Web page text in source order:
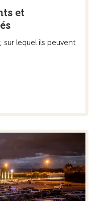
et
sur lequel ils peuvent